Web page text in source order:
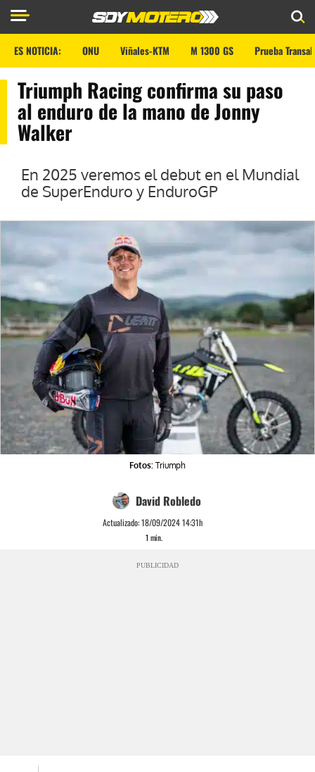
ES NOTICIA: ONU Viñales-KTM M 1300 GS Prueba
Triumph Racing confirma su paso
al enduro de la mano de Jonny
Walker
En 2025 veremos el debut en el Mundial
de SuperEnduro y EnduroGP
Fotos: Triumph
David Robledo
Actualizado:18/09/2024 14:31h
1 min.
PUBLICIDAD